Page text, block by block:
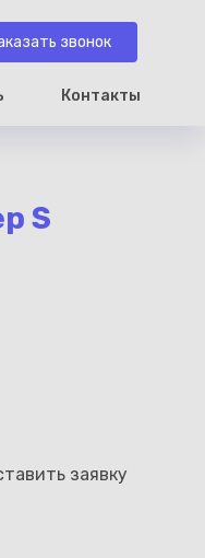
звонок
Контакты
S
заявку